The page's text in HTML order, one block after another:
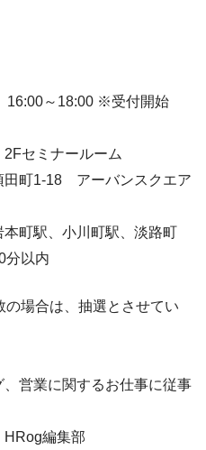
16:00～18:00 ※受付開始
セミナールーム
田町1-18 アーバンスクエア
町駅、小川町駅、淡路町
分以内
場合は、抽選とさせてい
営業に関するお仕事に従事
HRog編集部